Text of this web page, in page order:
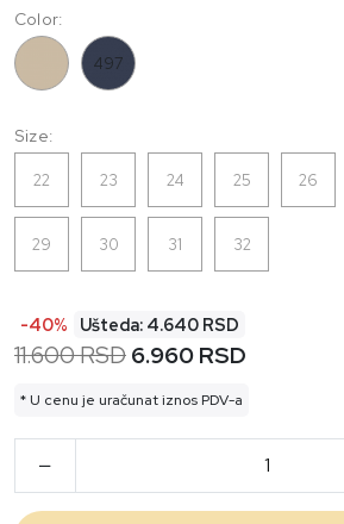
Size:
22 23 24 25 26
29 30 31 32
Color:
497
-40% Ušteda: 4.640 RSD
11.600 RSD6.960 RSD
* U cenu je uračunat iznos PDV-a